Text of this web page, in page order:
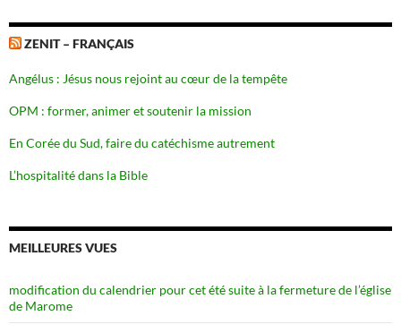
ZENIT – FRANÇAIS
Angélus : Jésus nous rejoint au cœur de la tempête
OPM : former, animer et soutenir la mission
En Corée du Sud, faire du catéchisme autrement
L’hospitalité dans la Bible
MEILLEURES VUES
modification du calendrier pour cet été suite à la fermeture de l’église
de Marome